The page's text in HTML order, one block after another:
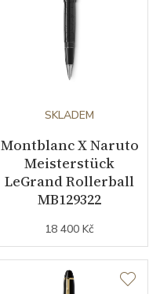
SKLADEM
Montblanc X Naruto
Meisterstück
LeGrand Rollerball
MB129322
18 400 Kč